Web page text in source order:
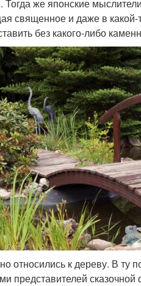
Тогда же японские
священное и даже в
без какого-либо
относились к дереву. В
представителей